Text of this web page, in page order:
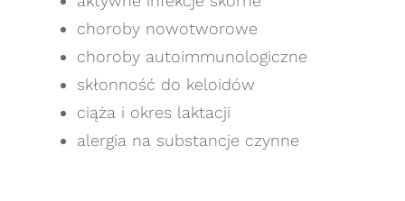
choroby nowotworowe
choroby autoimmunologiczne
skłonność do keloidów
ciąża i okres laktacji
alergia na substancje czynne